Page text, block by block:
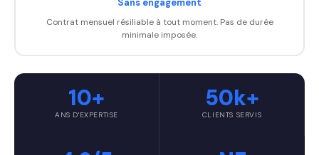
Contrat mensuel résiliable à tout moment. Pas de durée
minimale imposée.
10+
ANS D'EXPERTISE
50k+
CLIENTS SERVIS